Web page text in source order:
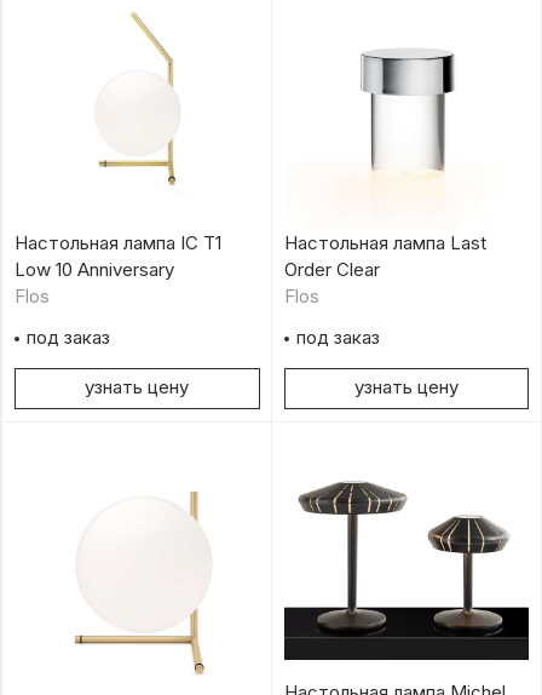
Настольная лампа IC T1
Low 10 Anniversary
Flos
под заказ
узнать цену
Настольная лампа Last
Order Clear
Flos
под заказ
узнать цену